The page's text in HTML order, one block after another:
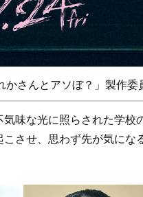
かさんとアソぼ？」製作委
味な光に照らされた学校
させ、思わず先が気にな